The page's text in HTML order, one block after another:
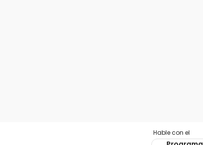
Hable con el